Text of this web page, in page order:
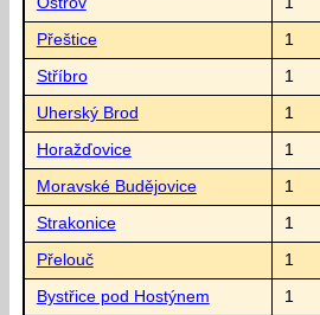
Přeštice 1
Stříbro 1
Uherský Brod 1
Horažďovice 1
Moravské Budějovice 1
Strakonice 1
Přelouč 1
Bystřice pod Hostýnem 1